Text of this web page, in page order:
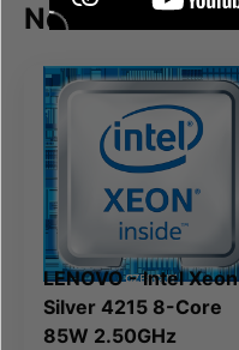
Nowości
LENOVO - Intel Xeon
Silver 4215 8-Core
85W 2.50GHz